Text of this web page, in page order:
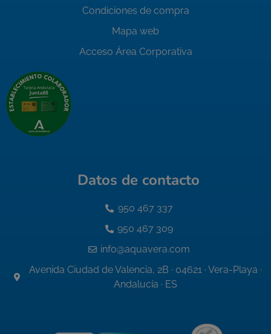
Condiciones de compra
Mapa web
Acceso Área Corporativa
Datos de contacto
950 467 337
950 467 309
info@aquavera.com
Avenida Ciudad de Valencia, 2B · 04621 · Vera-Playa ·
Andalucía · ES